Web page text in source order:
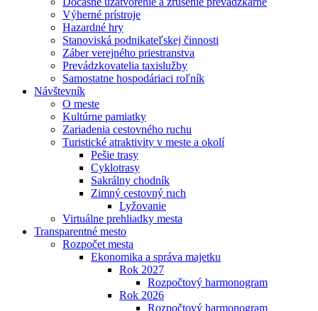
Výherné prístroje
Hazardné hry
Stanoviská podnikateľskej činnosti
Záber verejného priestranstva
Prevádzkovatelia taxislužby
Samostatne hospodáriaci roľník
Návštevník
O meste
Kultúrne pamiatky
Zariadenia cestovného ruchu
Turistické atraktivity v meste a okolí
Pešie trasy
Cyklotrasy
Sakrálny chodník
Zimný cestovný ruch
Lyžovanie
Virtuálne prehliadky mesta
Transparentné mesto
Rozpočet mesta
Ekonomika a správa majetku
Rok 2027
Rozpočtový harmonogram
Rok 2026
Rozpočtový harmonogram